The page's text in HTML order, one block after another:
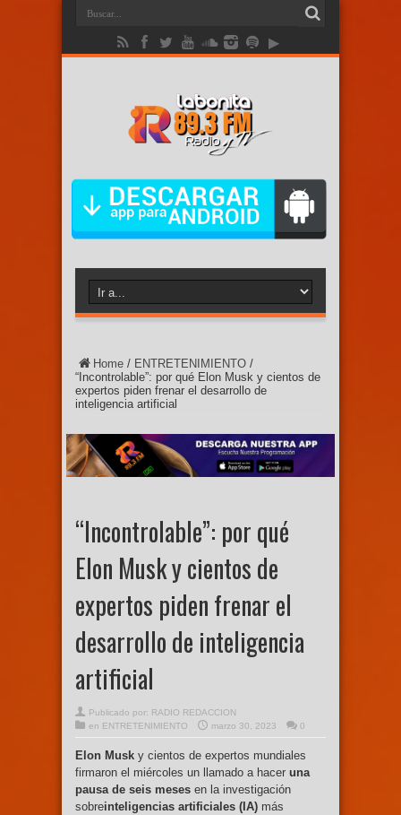
Home / ENTRETENIMIENTO /
“Incontrolable”: por qué Elon Musk y cientos de
expertos piden frenar el desarrollo de
inteligencia artificial
“Incontrolable”: por qué
Elon Musk y cientos de
expertos piden frenar el
desarrollo de inteligencia
artificial
Publicado por: RADIO REDACCION
en ENTRETENIMIENTO marzo 30, 2023 0
Elon Musk y cientos de expertos mundiales
firmaron el miércoles un llamado a hacer una
pausa de seis meses en la investigación
sobreinteligencias artificiales (IA) más